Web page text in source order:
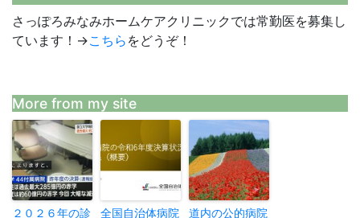
さっぽろみなみホームケアクリニックでは常勤医を募集し
ています！→こちら をどうぞ！
More from my site
２０２６年の診
全国自治体病院
道内の公的病院